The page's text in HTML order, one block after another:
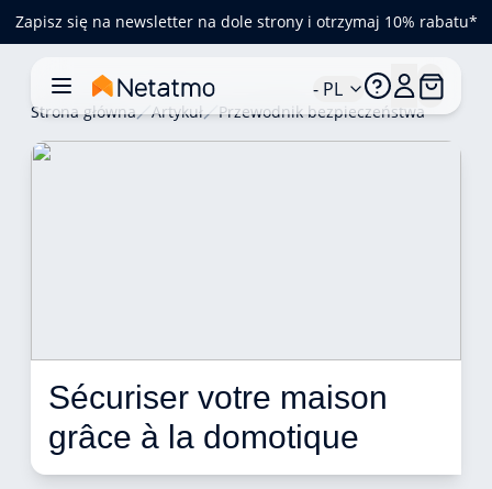
Zapisz się na newsletter na dole strony i otrzymaj 10% rabatu*
- PL
Strona główna Artykuł Przewodnik bezpieczeństwa
Sécuriser votre maison
grâce à la domotique